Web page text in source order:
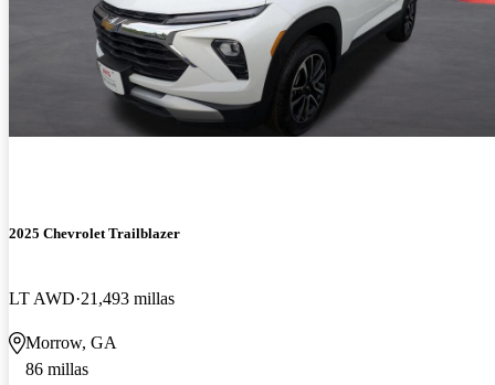
2025 Chevrolet Trailblazer
LT AWD 21,493 millas
Morrow, GA
86 millas